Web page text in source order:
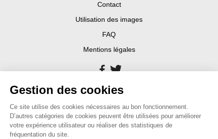
Contact
Utilisation des images
FAQ
Mentions légales
Gestion des cookies
Ce site utilise des cookies nécessaires au bon fonctionnement.
D’autres catégories de cookies peuvent être utilisées pour améliorer
votre expérience utilisateur ou réaliser des statistiques de
fréquentation du site.